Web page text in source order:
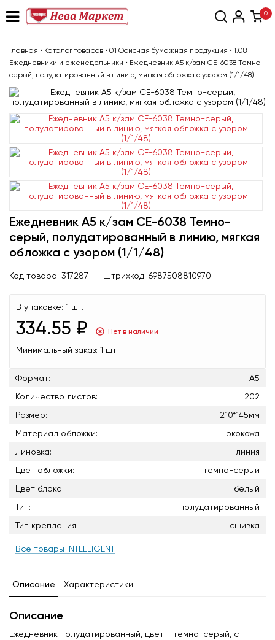
0
Главная • Каталог товаров • 01 Офисная бумажная продукция • 1.08
Ежедневники и еженедельники • Ежедневник А5 к/зам CE-6038 Темно-
серый, полудатированный в линию, мягкая обложка с узором (1/1/48)
Ежедневник А5 к/зам CE-6038 Темно-
серый, полудатированный в линию, мягкая
обложка с узором (1/1/48)
Код товара: 317287 Штрихкод: 6987508810970
В упаковке: 1 шт.
334.55 ₽ Нет в наличии
Минимальный заказ: 1 шт.
Формат:
А5
Количество листов:
202
Размер:
210*145мм
Материал обложки:
экокожа
Линовка:
линия
Цвет обложки:
темно-серый
Цвет блока:
белый
Тип:
полудатированный
Тип крепления:
сшивка
Все товары INTELLIGENT
Описание Характеристики
Описание
Ежедневник полудатированный, цвет - темно-серый, с